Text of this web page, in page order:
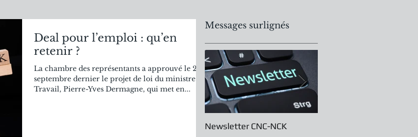
Deal pour l’emploi : qu’en
retenir ?
La chambre des représentants a approuvé le 29
septembre dernier le projet de loi du ministre du
Travail, Pierre-Yves Dermagne, qui met en...
Messages surlignés
Newsletter CNC-NCK